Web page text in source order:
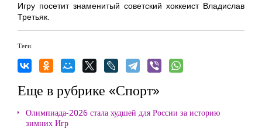
Игру посетит знаменитый советский хоккеист Владислав
Третьяк.
Теги:
Еще в рубрике «Спорт»
Олимпиада-2026 стала худшей для России за историю
зимних Игр